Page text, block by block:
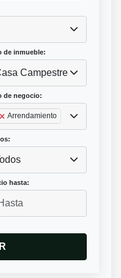
de inmueble:
Campestre
de negocio:
Arrendamiento
hasta: